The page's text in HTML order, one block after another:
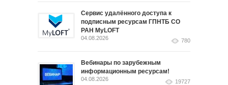
Сервис удалённого доступа к
подписным ресурсам ГПНТБ СО
РАН MyLOFT
04.08.2026 780
Вебинары по зарубежным
информационным ресурсам!
04.08.2026 19727